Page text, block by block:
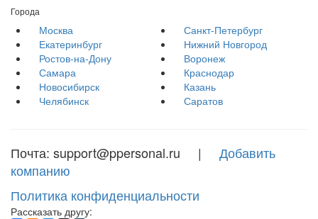
Города
Москва
Санкт-Петербург
Екатеринбург
Нижний Новгород
Ростов-на-Дону
Воронеж
Самара
Краснодар
Новосибирск
Казань
Челябинск
Саратов
Почта: support@ppersonal.ru | Добавить
компанию
Политика конфиденциальности
Рассказать другу: